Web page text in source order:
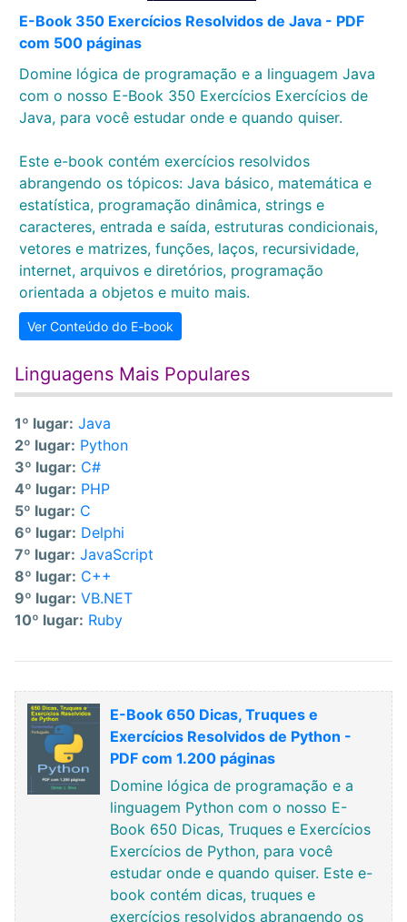
E-Book 350 Exercícios Resolvidos de Java - PDF
com 500 páginas
Domine lógica de programação e a linguagem Java
com o nosso E-Book 350 Exercícios Exercícios de
Java, para você estudar onde e quando quiser.
Este e-book contém exercícios resolvidos
abrangendo os tópicos: Java básico, matemática e
estatística, programação dinâmica, strings e
caracteres, entrada e saída, estruturas condicionais,
vetores e matrizes, funções, laços, recursividade,
internet, arquivos e diretórios, programação
orientada a objetos e muito mais.
Ver Conteúdo do E-book
Linguagens Mais Populares
1º lugar: Java
2º lugar: Python
3º lugar: C#
4º lugar: PHP
5º lugar: C
6º lugar: Delphi
7º lugar: JavaScript
8º lugar: C++
9º lugar: VB.NET
10º lugar: Ruby
E-Book 650 Dicas, Truques e
Exercícios Resolvidos de Python -
PDF com 1.200 páginas
Domine lógica de programação e a
linguagem Python com o nosso E-
Book 650 Dicas, Truques e Exercícios
Exercícios de Python, para você
estudar onde e quando quiser. Este e-
book contém dicas, truques e
exercícios resolvidos abrangendo os